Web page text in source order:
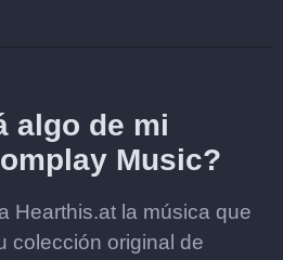
algo de mi
Music?
Hearthis.at la música que
colección original de